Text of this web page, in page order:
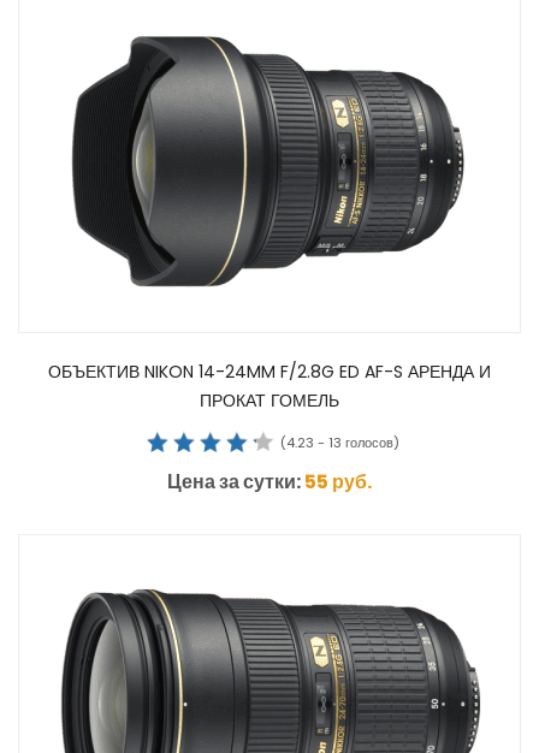
ОБЪЕКТИВ NIKON 14-24MM F/2.8G ED AF-S АРЕНДА И
ПРОКАТ ГОМЕЛЬ
(4.23 - 13 голосов)
Цена за сутки:55 руб.